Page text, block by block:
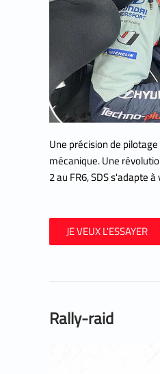
Une précision de
mécanique. Une
2 au FR6, SDS s'adapte
JE VEUX L'ESSAYER
Rally-raid